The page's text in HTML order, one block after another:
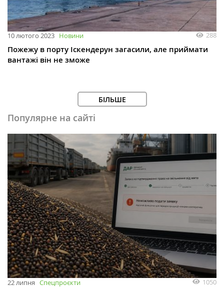
10 лютого 2023 Новини 288
Пожежу в порту Іскендерун загасили, але приймати
вантажі він не зможе
БІЛЬШЕ
Популярне на сайті
22 липня Спецпроєкти 1050